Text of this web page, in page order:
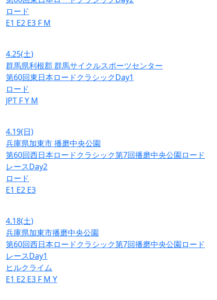
ロード
E1 E2 E3 F M
4.25(土)
群馬県利根郡 群馬サイクルスポーツセンター
第60回東日本ロードクラシックDay1
ロード
JPT FY M
4.19(日)
兵庫県加東市 播磨中央公園
第60回西日本ロードクラシック第7回播磨中央公園ロード
レースDay2
ロード
E1 E2 E3
4.18(土)
兵庫県加東市播磨中央公園
第60回西日本ロードクラシック第7回播磨中央公園ロード
レースDay1
ヒルクライム
E1 E2 E3 F M Y